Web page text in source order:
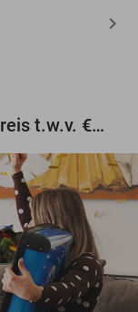
Maak gratis kans op een droomreis t.w.v. €3.000!